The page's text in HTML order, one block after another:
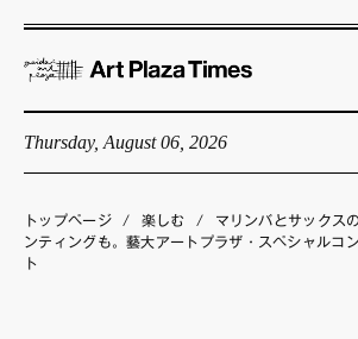
Thursday, August 06, 2026
企画展情報
トップページ / 楽しむ /
マリンバとサックス
ンティングも。藝大アートプラザ・スペシャルコ
ト